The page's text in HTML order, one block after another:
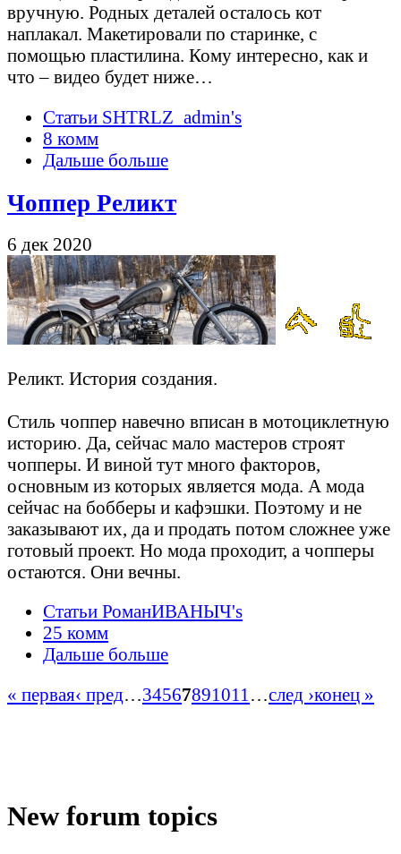
вручную. Родных деталей осталось кот
наплакал. Макетировали по старинке, с
помощью пластилина. Кому интересно, как и
что – видео будет ниже…
Статьи SHTRLZ_admin's
8 комм
Дальше больше
Чоппер Реликт
6 дек 2020
Реликт. История создания.
Стиль чоппер навечно вписан в мотоциклетную
историю. Да, сейчас мало мастеров строят
чопперы. И виной тут много факторов,
основным из которых является мода. А мода
сейчас на бобберы и кафэшки. Поэтому и не
заказывают их, да и продать потом сложнее уже
готовый проект. Но мода проходит, а чопперы
остаются. Они вечны.
Статьи РоманИВАНЫЧ's
25 комм
Дальше больше
« первая‹ пред…34567891011 …след ›конец »
New forum topics